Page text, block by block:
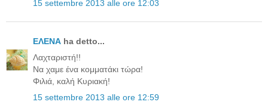
15 settembre 2013 alle ore 12:03
ΕΛΕΝΑ ha detto...
Λαχταριστή!!
Να χαμε ένα κομματάκι τώρα!
Φιλιά, καλή Κυριακή!
15 settembre 2013 alle ore 12:59